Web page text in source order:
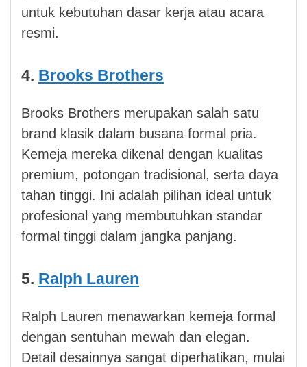
untuk kebutuhan dasar kerja atau acara
resmi.
4. Brooks Brothers
Brooks Brothers merupakan salah satu
brand klasik dalam busana formal pria.
Kemeja mereka dikenal dengan kualitas
premium, potongan tradisional, serta daya
tahan tinggi. Ini adalah pilihan ideal untuk
profesional yang membutuhkan standar
formal tinggi dalam jangka panjang.
5. Ralph Lauren
Ralph Lauren menawarkan kemeja formal
dengan sentuhan mewah dan elegan.
Detail desainnya sangat diperhatikan, mulai